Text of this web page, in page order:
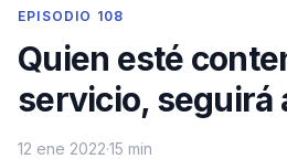
EPISODIO 108
Quien esté
servicio, seguirá
12 ene 2022·15 min